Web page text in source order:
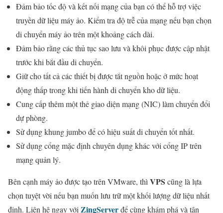
Đảm bảo tốc độ và kết nối mạng của bạn có thể hỗ trợ việc
truyền dữ liệu máy ảo. Kiểm tra độ trễ của mạng nếu bạn chọn
di chuyển máy ảo trên một khoảng cách dài.
Đảm bảo rằng các thủ tục sao lưu và khôi phục được cập nhật
trước khi bắt đầu di chuyển.
Giữ cho tất cả các thiết bị được tắt nguồn hoặc ở mức hoạt
động thấp trong khi tiến hành di chuyển kho dữ liệu.
Cung cấp thêm một thẻ giao diện mạng (NIC) làm chuyển đổi
dự phòng.
Sử dụng khung jumbo để có hiệu suất di chuyển tốt nhất.
Sử dụng cổng mặc định chuyên dụng khác với cổng IP trên
mạng quản lý.
Bên cạnh máy ảo được tạo trên VMware, thì VPS cũng là lựa
chọn tuyệt vời nếu bạn muốn lưu trữ một khối lượng dữ liệu nhất
định. Liên hệ ngay với ZingServerđể cùng khám phá và tận